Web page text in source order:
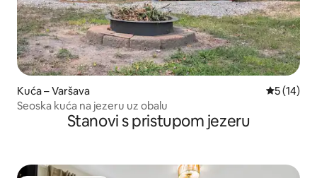
Kuća – Varšava Prosječna
5 (14)
Seoska kuća na jezeru uz obalu
Stanovi s pristupom jezeru